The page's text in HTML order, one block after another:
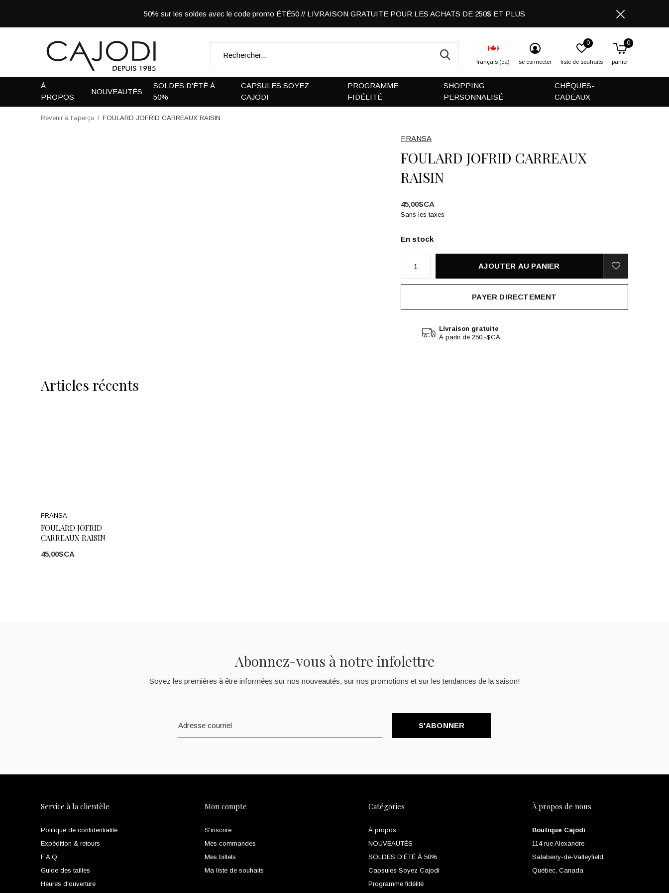
À
PROPOS
NOUVEAUTÉS
SOLDES D'ÉTÉ À
50%
CAPSULES SOYEZ
CAJODI
PROGRAMME
FIDÉLITÉ
SHOPPING
PERSONNALISÉ
CHÈQUES-
CADEAUX
français (ca) se connecter liste de souhaits
0
panier
0
50% sur les soldes avec le code promo ÉTÉ50 // LIVRAISON GRATUITE POUR LES ACHATS DE 250$ ET PLUS
Revenir à l'aperçu FOULARD JOFRID CARREAUX RAISIN
FRANSA
FOULARD JOFRID CARREAUX
RAISIN
45,00$CA
Sans les taxes
En stock
AJOUTER AU PANIER
PAYER DIRECTEMENT
Livraison gratuite
À partir de 250,-$CA
Articles récents
FRANSA
FOULARD JOFRID
CARREAUX RAISIN
45,00$CA
Abonnez-vous à notre infolettre
Soyez les premières à être informées sur nos nouveautés, sur nos promotions et sur les tendances de la saison!
S'ABONNER
Service à la clientèle
Politique de confidentialité
Expédition & retours
F.A.Q
Guide des tailles
Heures d'ouverture
Mon compte
S'inscrire
Mes commandes
Mes billets
Ma liste de souhaits
Catégories
À propos
NOUVEAUTÉS
SOLDES D'ÉTÉ À 50%
Capsules Soyez Cajodi
Programme fidélité
À propos de nous
Boutique Cajodi
114 rue Alexandre
Salaberry-de-Valleyfield
Québec, Canada